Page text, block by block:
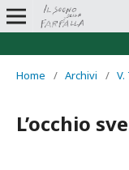
Home / Archivi /
L’occhio